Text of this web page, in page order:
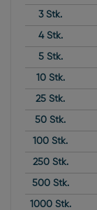
3Stk.
4Stk.
5Stk.
10Stk.
25 Stk.
50 Stk.
100 Stk.
250Stk.
500Stk.
1000Stk.